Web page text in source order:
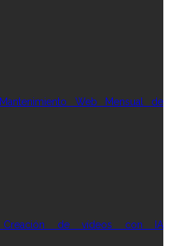
Mantenimiento Web Mensual de
Creación de vídeos con IA